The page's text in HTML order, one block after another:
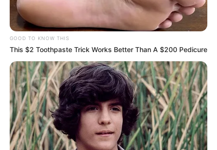
GOOD TO KNOW THIS
This $2 Toothpaste Trick Works Better Than A $200 Pedicure